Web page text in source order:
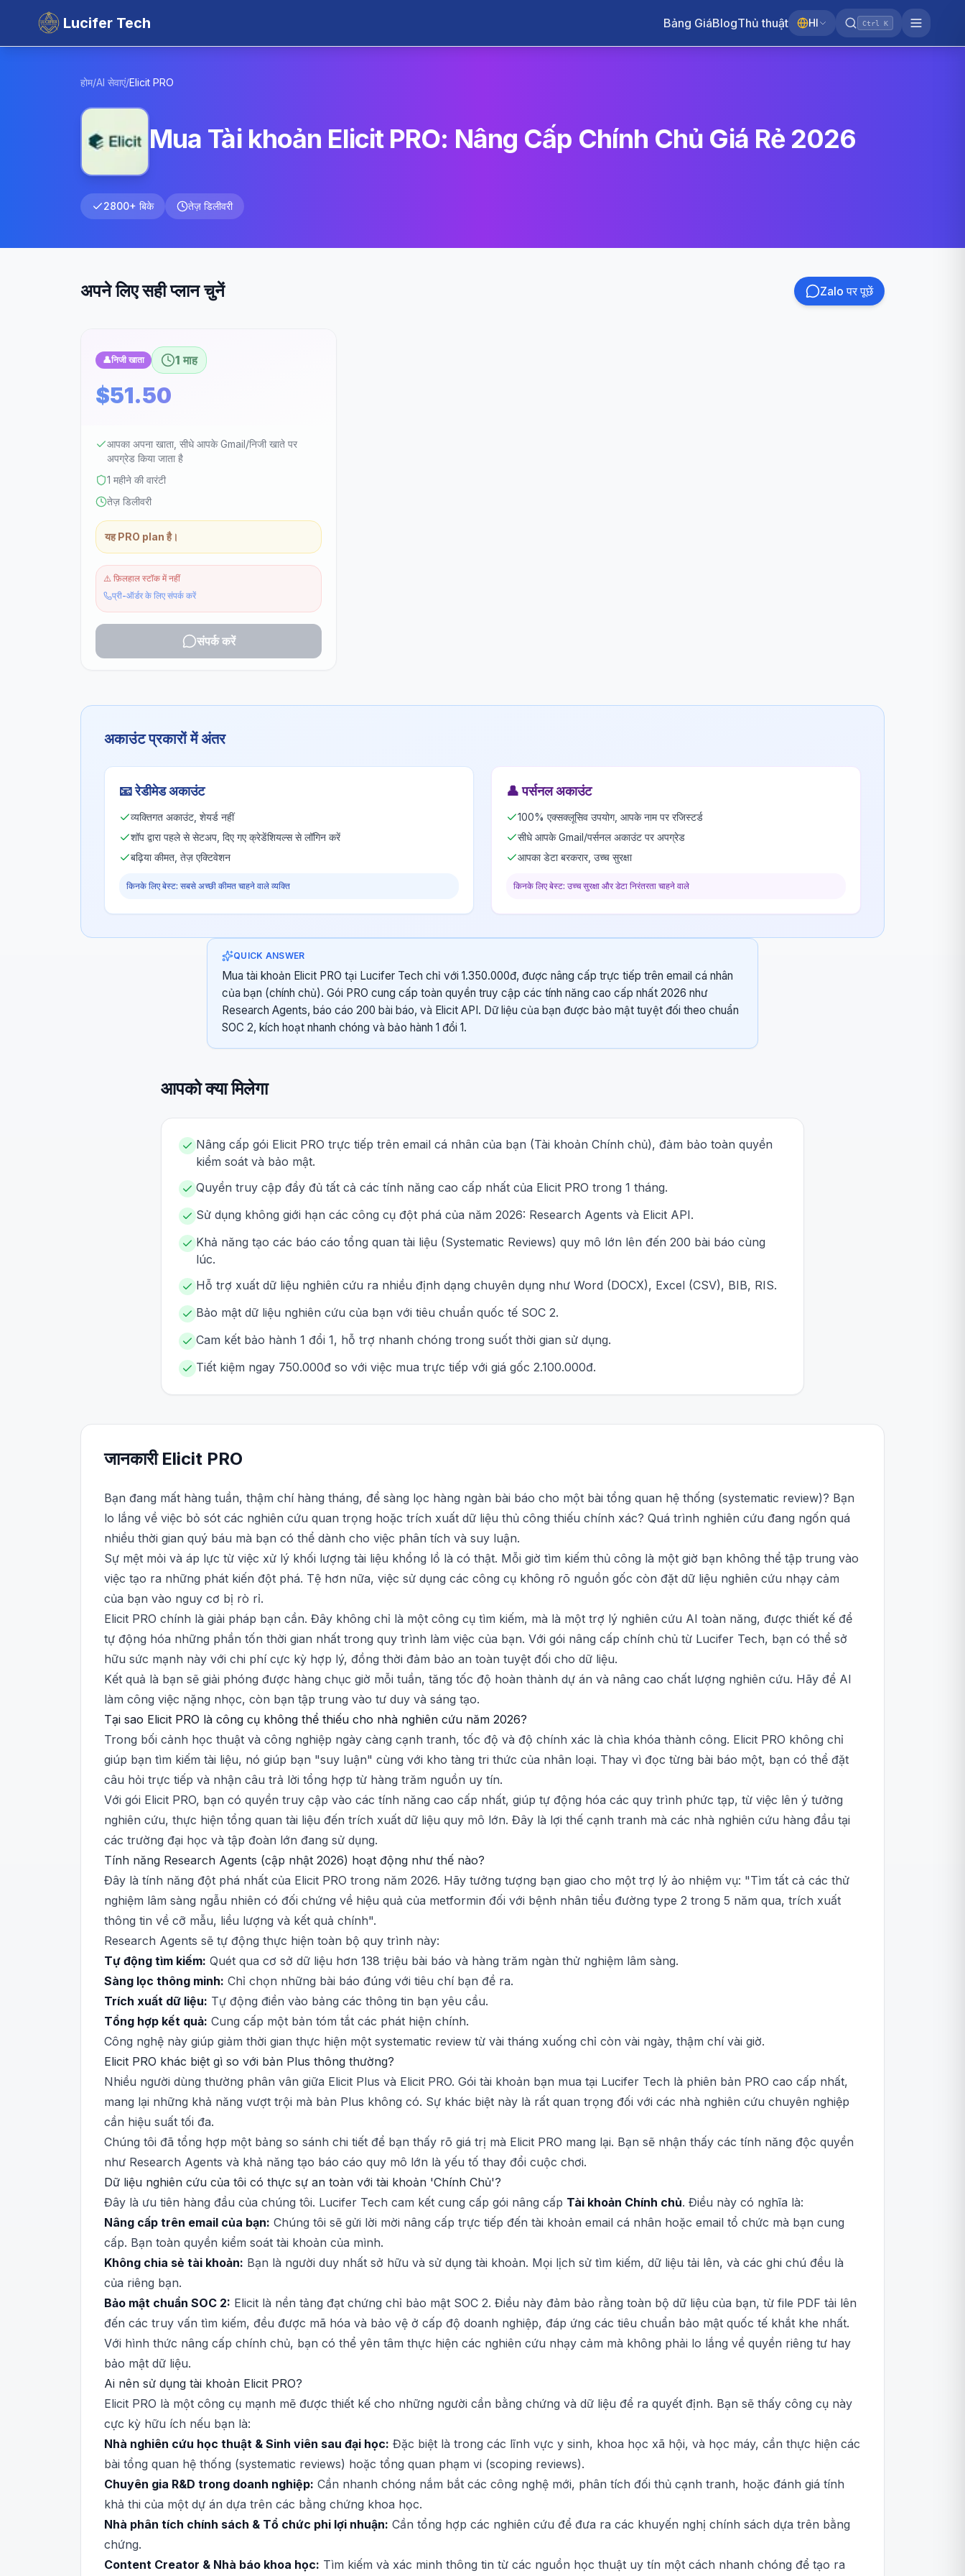
Lucifer Tech Bảng GiáBlogThủ thuật HI Ctrl K
होम/AI सेवाएं/Elicit PRO
Mua Tài khoản Elicit PRO: Nâng Cấp Chính Chủ Giá Rẻ 2026
2800+ बिके तेज़ डिलीवरी
अपने लिए सही प्लान चुनें Zalo पर पूछें
👤निजी खाता 1 माह
$51.50
आपका अपना खाता, सीधे आपके Gmail/निजी खाते पर
अपग्रेड किया जाता है
1 महीने की वारंटी
तेज़ डिलीवरी
यह PRO plan है।
⚠️ फ़िलहाल स्टॉक में नहीं
प्री-ऑर्डर के लिए संपर्क करें
संपर्क करें
अकाउंट प्रकारों में अंतर
📧रेडीमेड अकाउंट
व्यक्तिगत अकाउंट, शेयर्ड नहीं
शॉप द्वारा पहले से सेटअप, दिए गए क्रेडेंशियल्स से लॉगिन करें
बढ़िया कीमत, तेज़ एक्टिवेशन
किनके लिए बेस्ट: सबसे अच्छी कीमत चाहने वाले व्यक्ति
👤पर्सनल अकाउंट
100% एक्सक्लूसिव उपयोग, आपके नाम पर रजिस्टर्ड
सीधे आपके Gmail/पर्सनल अकाउंट पर अपग्रेड
आपका डेटा बरकरार, उच्च सुरक्षा
किनके लिए बेस्ट: उच्च सुरक्षा और डेटा निरंतरता चाहने वाले
QUICK ANSWER
Mua tài khoản Elicit PRO tại Lucifer Tech chỉ với 1.350.000đ, được nâng cấp trực tiếp trên email cá nhân
của bạn (chính chủ). Gói PRO cung cấp toàn quyền truy cập các tính năng cao cấp nhất 2026 như
Research Agents, báo cáo 200 bài báo, và Elicit API. Dữ liệu của bạn được bảo mật tuyệt đối theo chuẩn
SOC 2, kích hoạt nhanh chóng và bảo hành 1 đổi 1.
आपको क्या मिलेगा
Nâng cấp gói Elicit PRO trực tiếp trên email cá nhân của bạn (Tài khoản Chính chủ), đảm bảo toàn quyền
kiểm soát và bảo mật.
Quyền truy cập đầy đủ tất cả các tính năng cao cấp nhất của Elicit PRO trong 1 tháng.
Sử dụng không giới hạn các công cụ đột phá của năm 2026: Research Agents và Elicit API.
Khả năng tạo các báo cáo tổng quan tài liệu (Systematic Reviews) quy mô lớn lên đến 200 bài báo cùng
lúc.
Hỗ trợ xuất dữ liệu nghiên cứu ra nhiều định dạng chuyên dụng như Word (DOCX), Excel (CSV), BIB, RIS.
Bảo mật dữ liệu nghiên cứu của bạn với tiêu chuẩn quốc tế SOC 2.
Cam kết bảo hành 1 đổi 1, hỗ trợ nhanh chóng trong suốt thời gian sử dụng.
Tiết kiệm ngay 750.000đ so với việc mua trực tiếp với giá gốc 2.100.000đ.
जानकारी Elicit PRO
Bạn đang mất hàng tuần, thậm chí hàng tháng, để sàng lọc hàng ngàn bài báo cho một bài tổng quan hệ thống (systematic review)? Bạn
lo lắng về việc bỏ sót các nghiên cứu quan trọng hoặc trích xuất dữ liệu thủ công thiếu chính xác? Quá trình nghiên cứu đang ngốn quá
nhiều thời gian quý báu mà bạn có thể dành cho việc phân tích và suy luận.
Sự mệt mỏi và áp lực từ việc xử lý khối lượng tài liệu khổng lồ là có thật. Mỗi giờ tìm kiếm thủ công là một giờ bạn không thể tập trung vào
việc tạo ra những phát kiến đột phá. Tệ hơn nữa, việc sử dụng các công cụ không rõ nguồn gốc còn đặt dữ liệu nghiên cứu nhạy cảm
của bạn vào nguy cơ bị rò rỉ.
Elicit PRO chính là giải pháp bạn cần. Đây không chỉ là một công cụ tìm kiếm, mà là một trợ lý nghiên cứu AI toàn năng, được thiết kế để
tự động hóa những phần tốn thời gian nhất trong quy trình làm việc của bạn. Với gói nâng cấp chính chủ từ Lucifer Tech, bạn có thể sở
hữu sức mạnh này với chi phí cực kỳ hợp lý, đồng thời đảm bảo an toàn tuyệt đối cho dữ liệu.
Kết quả là bạn sẽ giải phóng được hàng chục giờ mỗi tuần, tăng tốc độ hoàn thành dự án và nâng cao chất lượng nghiên cứu. Hãy để AI
làm công việc nặng nhọc, còn bạn tập trung vào tư duy và sáng tạo.
Tại sao Elicit PRO là công cụ không thể thiếu cho nhà nghiên cứu năm 2026?
Trong bối cảnh học thuật và công nghiệp ngày càng cạnh tranh, tốc độ và độ chính xác là chìa khóa thành công. Elicit PRO không chỉ
giúp bạn tìm kiếm tài liệu, nó giúp bạn "suy luận" cùng với kho tàng tri thức của nhân loại. Thay vì đọc từng bài báo một, bạn có thể đặt
câu hỏi trực tiếp và nhận câu trả lời tổng hợp từ hàng trăm nguồn uy tín.
Với gói Elicit PRO, bạn có quyền truy cập vào các tính năng cao cấp nhất, giúp tự động hóa các quy trình phức tạp, từ việc lên ý tưởng
nghiên cứu, thực hiện tổng quan tài liệu đến trích xuất dữ liệu quy mô lớn. Đây là lợi thế cạnh tranh mà các nhà nghiên cứu hàng đầu tại
các trường đại học và tập đoàn lớn đang sử dụng.
Tính năng Research Agents (cập nhật 2026) hoạt động như thế nào?
Đây là tính năng đột phá nhất của Elicit PRO trong năm 2026. Hãy tưởng tượng bạn giao cho một trợ lý ảo nhiệm vụ: "Tìm tất cả các thử
nghiệm lâm sàng ngẫu nhiên có đối chứng về hiệu quả của metformin đối với bệnh nhân tiểu đường type 2 trong 5 năm qua, trích xuất
thông tin về cỡ mẫu, liều lượng và kết quả chính".
Research Agents sẽ tự động thực hiện toàn bộ quy trình này:
Tự động tìm kiếm: Quét qua cơ sở dữ liệu hơn 138 triệu bài báo và hàng trăm ngàn thử nghiệm lâm sàng.
Sàng lọc thông minh: Chỉ chọn những bài báo đúng với tiêu chí bạn đề ra.
Trích xuất dữ liệu: Tự động điền vào bảng các thông tin bạn yêu cầu.
Tổng hợp kết quả: Cung cấp một bản tóm tắt các phát hiện chính.
Công nghệ này giúp giảm thời gian thực hiện một systematic review từ vài tháng xuống chỉ còn vài ngày, thậm chí vài giờ.
Elicit PRO khác biệt gì so với bản Plus thông thường?
Nhiều người dùng thường phân vân giữa Elicit Plus và Elicit PRO. Gói tài khoản bạn mua tại Lucifer Tech là phiên bản PRO cao cấp nhất,
mang lại những khả năng vượt trội mà bản Plus không có. Sự khác biệt này là rất quan trọng đối với các nhà nghiên cứu chuyên nghiệp
cần hiệu suất tối đa.
Chúng tôi đã tổng hợp một bảng so sánh chi tiết để bạn thấy rõ giá trị mà Elicit PRO mang lại. Bạn sẽ nhận thấy các tính năng độc quyền
như Research Agents và khả năng tạo báo cáo quy mô lớn là yếu tố thay đổi cuộc chơi.
Dữ liệu nghiên cứu của tôi có thực sự an toàn với tài khoản 'Chính Chủ'?
Đây là ưu tiên hàng đầu của chúng tôi. Lucifer Tech cam kết cung cấp gói nâng cấp Tài khoản Chính chủ. Điều này có nghĩa là:
Nâng cấp trên email của bạn: Chúng tôi sẽ gửi lời mời nâng cấp trực tiếp đến tài khoản email cá nhân hoặc email tổ chức mà bạn cung
cấp. Bạn toàn quyền kiểm soát tài khoản của mình.
Không chia sẻ tài khoản: Bạn là người duy nhất sở hữu và sử dụng tài khoản. Mọi lịch sử tìm kiếm, dữ liệu tải lên, và các ghi chú đều là
của riêng bạn.
Bảo mật chuẩn SOC 2: Elicit là nền tảng đạt chứng chỉ bảo mật SOC 2. Điều này đảm bảo rằng toàn bộ dữ liệu của bạn, từ file PDF tải lên
đến các truy vấn tìm kiếm, đều được mã hóa và bảo vệ ở cấp độ doanh nghiệp, đáp ứng các tiêu chuẩn bảo mật quốc tế khắt khe nhất.
Với hình thức nâng cấp chính chủ, bạn có thể yên tâm thực hiện các nghiên cứu nhạy cảm mà không phải lo lắng về quyền riêng tư hay
bảo mật dữ liệu.
Ai nên sử dụng tài khoản Elicit PRO?
Elicit PRO là một công cụ mạnh mẽ được thiết kế cho những người cần bằng chứng và dữ liệu để ra quyết định. Bạn sẽ thấy công cụ này
cực kỳ hữu ích nếu bạn là:
Nhà nghiên cứu học thuật & Sinh viên sau đại học: Đặc biệt là trong các lĩnh vực y sinh, khoa học xã hội, và học máy, cần thực hiện các
bài tổng quan hệ thống (systematic reviews) hoặc tổng quan phạm vi (scoping reviews).
Chuyên gia R&D trong doanh nghiệp: Cần nhanh chóng nắm bắt các công nghệ mới, phân tích đối thủ cạnh tranh, hoặc đánh giá tính
khả thi của một dự án dựa trên các bằng chứng khoa học.
Nhà phân tích chính sách & Tổ chức phi lợi nhuận: Cần tổng hợp các nghiên cứu để đưa ra các khuyến nghị chính sách dựa trên bằng
chứng.
Content Creator & Nhà báo khoa học: Tìm kiếm và xác minh thông tin từ các nguồn học thuật uy tín một cách nhanh chóng để tạo ra